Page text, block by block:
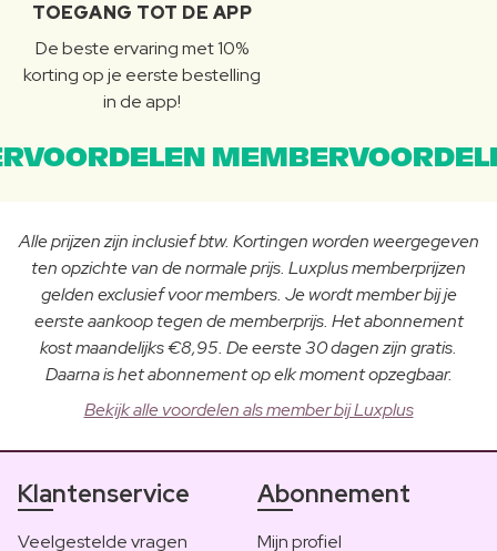
TOEGANG TOT DE APP
De beste ervaring met 10%
korting op je eerste bestelling
in de app!
Alle prijzen zijn inclusief btw. Kortingen worden weergegeven
ten opzichte van de normale prijs. Luxplus memberprijzen
gelden exclusief voor members. Je wordt member bij je
eerste aankoop tegen de memberprijs. Het abonnement
kost maandelijks €8,95. De eerste 30 dagen zijn gratis.
Daarna is het abonnement op elk moment opzegbaar.
Bekijk alle voordelen als member bij Luxplus
Klantenservice
Veelgestelde vragen
Abonnement
Mijn profiel